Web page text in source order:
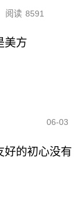
阅读 8591
美方
06-03
好的初心没有